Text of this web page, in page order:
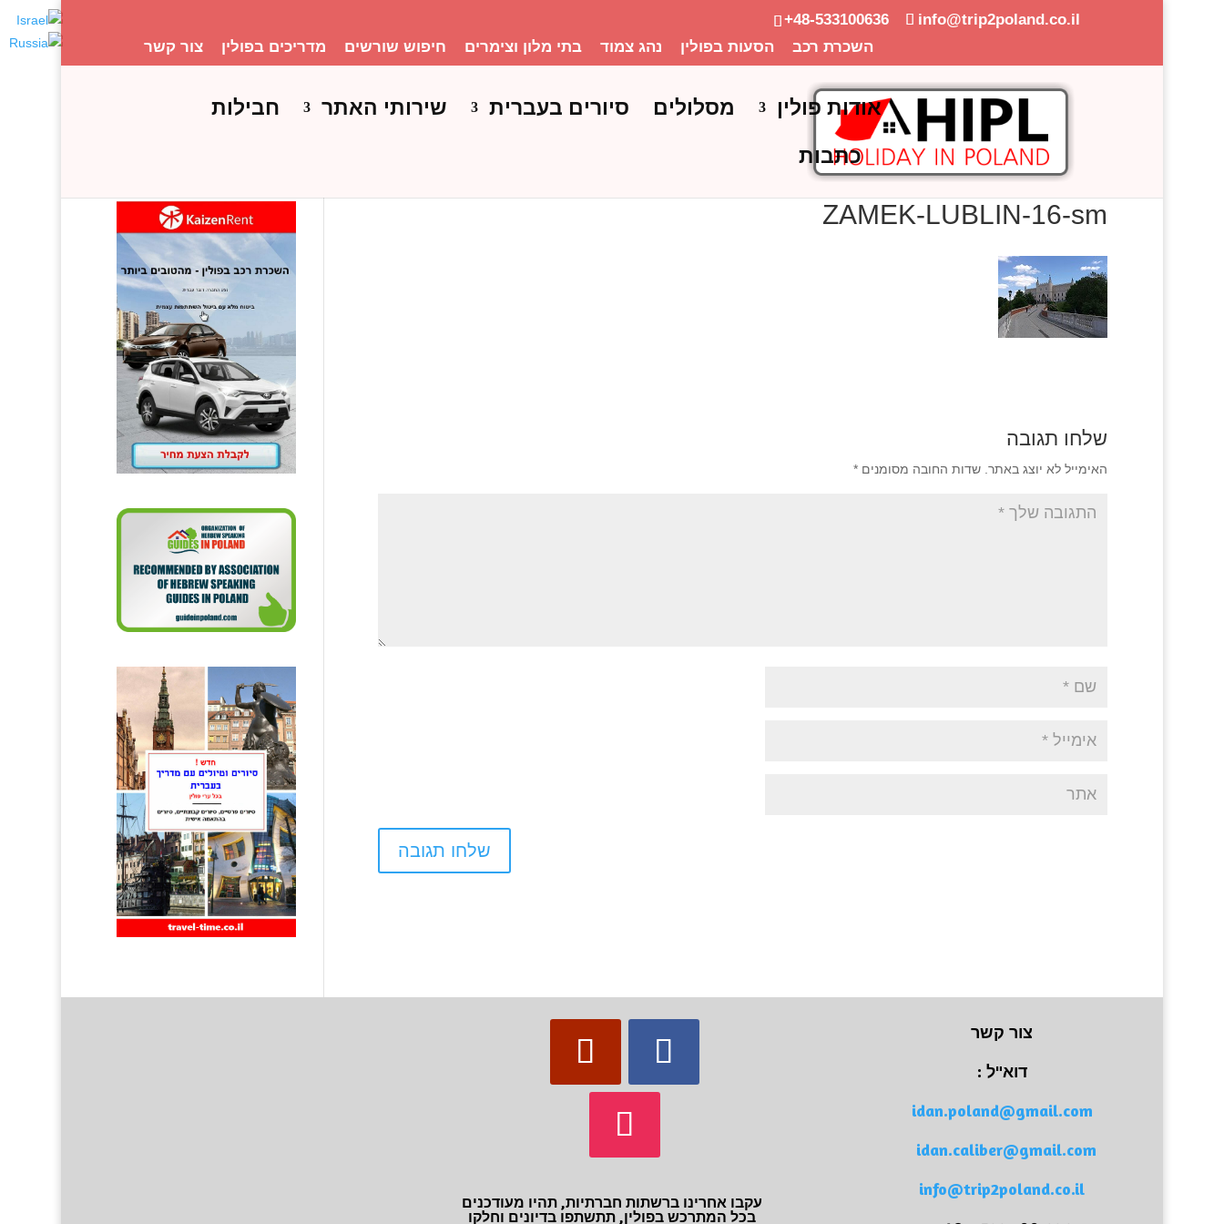
+48-533100636
info@trip2poland.co.il
השכרת רכב
הסעות בפולין נהג צמוד בתי מלון וצימרים חיפוש שורשים מדריכים בפולין צור קשר
אודות פולין מסלולים סיורים בעברית שירותי האתר חבילות
כתבות
ZAMEK-LUBLIN-16-sm
שלחו תגובה
האימייל לא יוצג באתר. שדות החובה מסומנים *
עקבו אחרינו ברשתות חברתיות, תהיו מעודכנים
בכל המתרכש בפולין, תתשתפו בדיונים וחלקו
צור קשר
דוא"ל :
idan.poland@gmail.com
idan.caliber@gmail.com
info@trip2poland.co.il